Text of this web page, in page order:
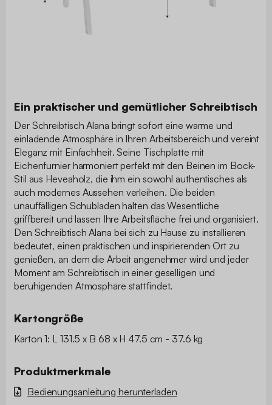
Ein praktischer und gemütlicher Schreibtisch
Der Schreibtisch Alana bringt sofort eine warme und
einladende Atmosphäre in Ihren Arbeitsbereich und vereint
Eleganz mit Einfachheit. Seine Tischplatte mit
Eichenfurnier harmoniert perfekt mit den Beinen im Bock-
Stil aus Heveaholz, die ihm ein sowohl authentisches als
auch modernes Aussehen verleihen. Die beiden
unauffälligen Schubladen halten das Wesentliche
griffbereit und lassen Ihre Arbeitsfläche frei und organisiert.
Den Schreibtisch Alana bei sich zu Hause zu installieren
bedeutet, einen praktischen und inspirierenden Ort zu
genießen, an dem die Arbeit angenehmer wird und jeder
Moment am Schreibtisch in einer geselligen und
beruhigenden Atmosphäre stattfindet.
Kartongröße
Karton 1: L 131.5 x B 68 x H 47.5 cm - 37.6 kg
Produktmerkmale
Bedienungsanleitung herunterladen